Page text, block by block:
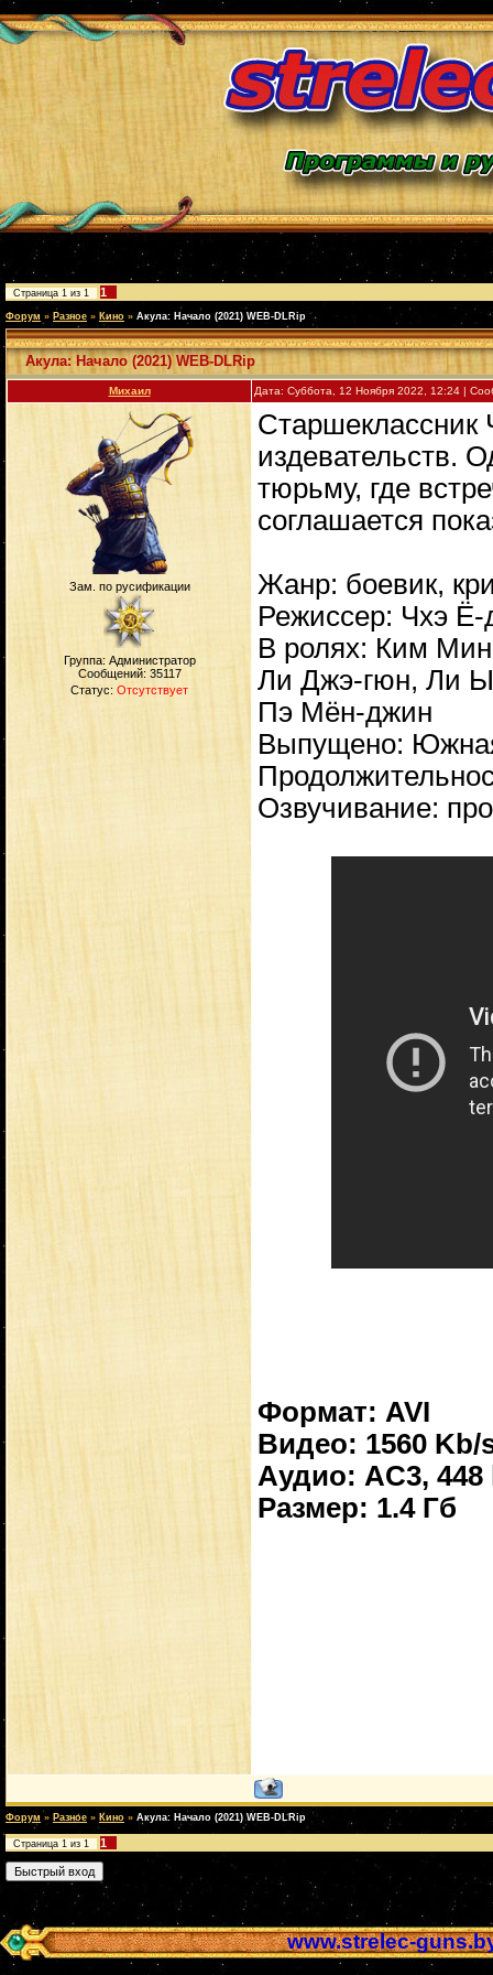
Страница 1 из 1 1
Форум » Разное » Кино » Акула: Начало (2021) WEB-DLRip
Акула: Начало (2021) WEB-DLRip
Михаил Дата: Суббота, 12 Ноября 2022, 12:24 |
Зам. по русификации
Группа: Администратор
Сообщений: 35117
Статус: Отсутствует
издевательств.
тюрьму, где
соглашается
Жанр: боевик,
Режиссер: Чхэ Ё-
В ролях: Ким
Ли Джэ-гюн, Ли
Пэ Мён-джин
Выпущено:
Озвучивание:
Формат: AVI
Видео: 1560 Kb/
Аудио: AC3, 448
Размер: 1.4 Гб
Форум » Разное » Кино » Акула: Начало (2021) WEB-DLRip
Страница 1 из 1 1
www.strelec-